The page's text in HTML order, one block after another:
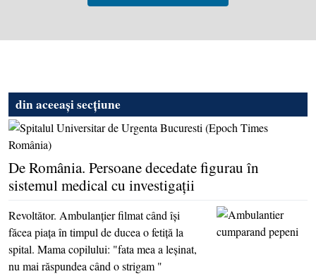
din aceeași secțiune
De România. Persoane decedate figurau în
sistemul medical cu investigaţii
Revoltător. Ambulanţier filmat când îşi
făcea piaţa în timpul de ducea o fetiţă la
spital. Mama copilului: "fata mea a leşinat,
nu mai răspundea când o strigam "